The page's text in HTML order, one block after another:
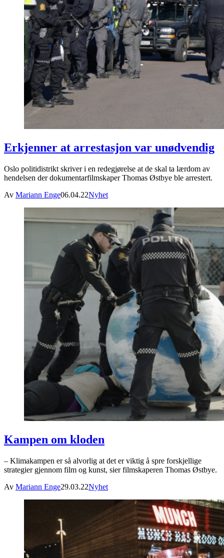
Erkjenner at arrestasjon var unødvendig
Oslo politidistrikt skriver i en redegjørelse at de skal ta lærdom av
hendelsen der dokumentarfilmskaper Thomas Østbye ble arrestert.
Av Mariann Enge06.04.22Nyhet
Kampen om kloden
– Klimakampen er så alvorlig at det er viktig å spre forskjellige
strategier gjennom film og kunst, sier filmskaperen Thomas Østbye.
Av Mariann Enge29.03.22Nyhet